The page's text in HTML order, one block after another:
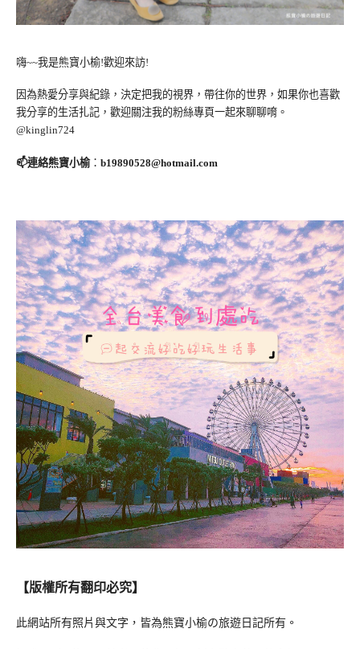
嗨~~我是熊寶小榆!歡迎來訪!
因為熱愛分享與紀錄，決定把我的視界，帶往你的世界，如果你也喜歡
我分享的生活扎記，歡迎關注我的粉絲專頁一起來聊聊唷。
@kinglin724
📫連絡熊寶小榆： b19890528@hotmail.com
【版權所有翻印必究】
此網站所有照片與文字，皆為熊寶小榆の旅遊日記所有。